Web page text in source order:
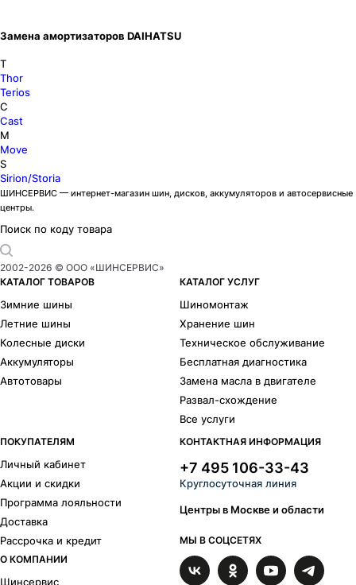
Замена амортизаторов DAIHATSU
T
Thor
Terios
C
Cast
M
Move
S
Sirion/Storia
ШИНСЕРВИС — интернет-магазин шин, дисков, аккумуляторов и автосервисные
центры.
Поиск по коду товара
2002-2026 © ООО «ШИНСЕРВИС»
КАТАЛОГ ТОВАРОВ
Зимние шины
Летние шины
Колесные диски
Аккумуляторы
Автотовары
КАТАЛОГ УСЛУГ
Шиномонтаж
Хранение шин
Техническое обслуживание
Бесплатная диагностика
Замена масла в двигателе
Развал-схождение
Все услуги
ПОКУПАТЕЛЯМ
Личный кабинет
Акции и скидки
Программа лояльности
Доставка
Рассрочка и кредит
О КОМПАНИИ
Шинсервис
КОНТАКТНАЯ ИНФОРМАЦИЯ
+7 495 106-33-43
Круглосуточная линия
Центры в Москве и области
МЫ В СОЦСЕТЯХ